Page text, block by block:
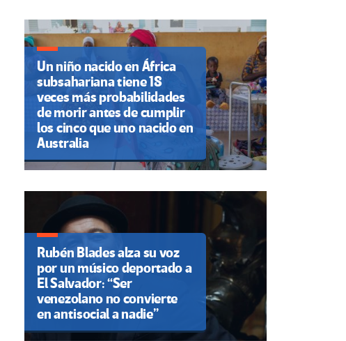
Un niño nacido en África
subsahariana tiene 18
veces más probabilidades
de morir antes de cumplir
los cinco que uno nacido en
Australia
Rubén Blades alza su voz
por un músico deportado a
El Salvador: “Ser
venezolano no convierte
en antisocial a nadie”